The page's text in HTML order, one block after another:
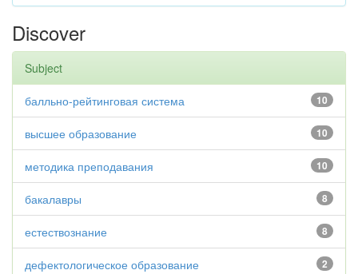
Discover
Subject
10
балльно-рейтинговая система
10
высшее образование
10
методика преподавания
8
бакалавры
8
естествознание
2
дефектологическое образование